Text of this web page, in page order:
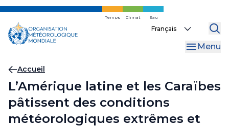
Skip
main
content
Temps Climat Eau
Select
Menu
Fil
d'Ariane
Accueil
L’Amérique latine et les Caraïbes
pâtissent des conditions
météorologiques extrêmes et